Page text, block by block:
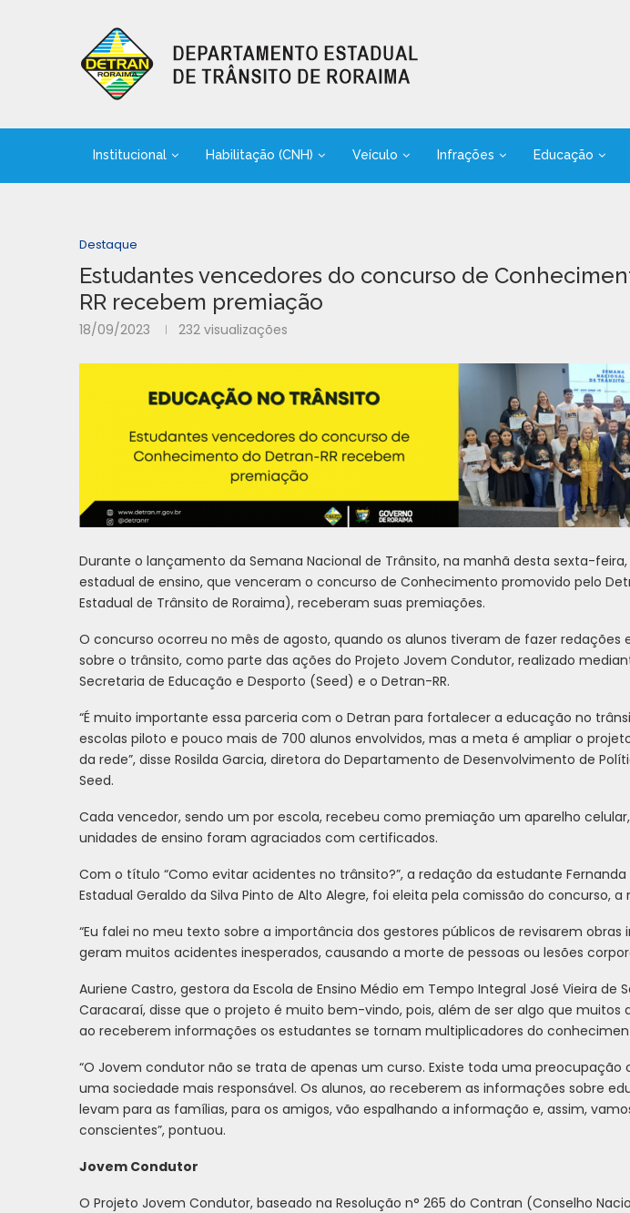
Institucional Habilitação (CNH) Veículo Infrações Educação
Destaque
Estudantes vencedores do concurso de
RR recebem premiação
18/09/2023 232 visualizações
Durante o lançamento da Semana Nacional de Trânsito, na manhã desta sexta-feira,
estadual de ensino, que venceram o concurso de Conhecimento promovido pelo
Estadual de Trânsito de Roraima), receberam suas premiações.
O concurso ocorreu no mês de agosto, quando os alunos tiveram de fazer redações
sobre o trânsito, como parte das ações do Projeto Jovem Condutor, realizado
Secretaria de Educação e Desporto (Seed) e o Detran-RR.
“É muito importante essa parceria com o Detran para fortalecer a educação no
escolas piloto e pouco mais de 700 alunos envolvidos, mas a meta é ampliar o
da rede”, disse Rosilda Garcia, diretora do Departamento de Desenvolvimento de
Seed.
Cada vencedor, sendo um por escola, recebeu como premiação um aparelho
unidades de ensino foram agraciados com certificados.
Com o título “Como evitar acidentes no trânsito?”, a redação da estudante Fernanda
Estadual Geraldo da Silva Pinto de Alto Alegre, foi eleita pela comissão do concurso,
“Eu falei no meu texto sobre a importância dos gestores públicos de revisarem obras
geram muitos acidentes inesperados, causando a morte de pessoas ou lesões
Auriene Castro, gestora da Escola de Ensino Médio em Tempo Integral José Vieira de
Caracaraí, disse que o projeto é muito bem-vindo, pois, além de ser algo que muitos
ao receberem informações os estudantes se tornam multiplicadores do
“O Jovem condutor não se trata de apenas um curso. Existe toda uma
uma sociedade mais responsável. Os alunos, ao receberem as informações sobre
levam para as famílias, para os amigos, vão espalhando a informação e, assim,
conscientes”, pontuou.
Jovem Condutor
O Projeto Jovem Condutor, baseado na Resolução n° 265 do Contran (Conselho